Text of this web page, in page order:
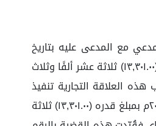
مع المدعى عليه بتاريخ
١٤٤٢/١١/١٧هـ الموافق ٢٠٢١/٠٦/٢٧م على أن يقوم المدعي بتنفيذ خدمات للمدعى عليه تتمثل في (معايرة الأجهزة) خلال (١) شهر ميلادي، بثمن إجمالي قدره (١٣,٣٠١.٠٠) ثلاثة عشر ألفًا وثلاث
علماً أن نشوء الحق كان بتاريخ ١٤٤٢/١٢/١٧هـ الموافق ٢٠٢١/٠٧/٢٧م،، ونشأ بسبب هذه العلاقة التجارية تنفيذ
المدعي أعمال بقيمة (١٣,٣٠١.٠٠) ثلاثة عشر ألفًا وثلاث مئة وواحد ريال سعودي بموجب مستند الاستحقاق(فاتورة) رقم (٠) في ١٤٤٢/١٢/١٧هـ الموافق ٢٠٢١/٠٧/٢٧م بمبلغ قدره (١٣,٣٠١.٠٠) ثلاثة